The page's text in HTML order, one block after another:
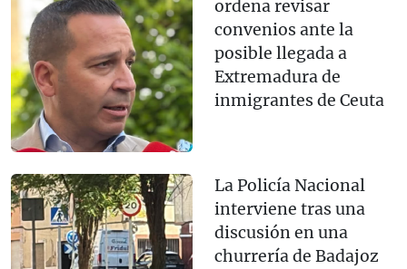
ordena revisar
convenios ante la
posible llegada a
Extremadura de
inmigrantes de Ceuta
La Policía Nacional
interviene tras una
discusión en una
churrería de Badajoz